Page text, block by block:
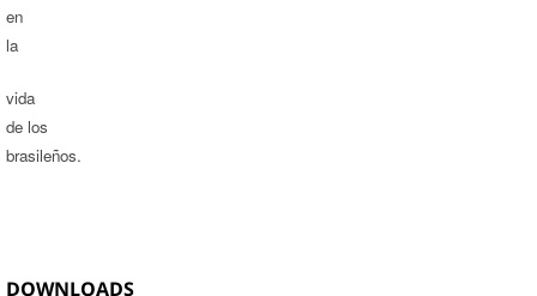
en
la
vida
de los
brasileños.
DOWNLOADS